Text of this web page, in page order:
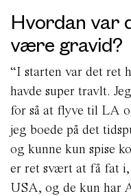
Hvordan var
være gravid?
“I starten var det ret
havde super travlt.
for så at flyve til LA
jeg boede på det
og kunne kun spise
er ret svært at få fat
USA, og de kun har